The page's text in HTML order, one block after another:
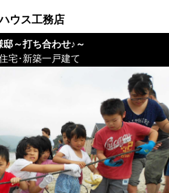
～打ち合わせ♪～
宅･新築一戸建て
ウス工務店